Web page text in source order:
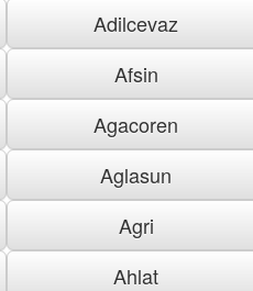
Adilcevaz
Afsin
Agacoren
Aglasun
Agri
Ahlat